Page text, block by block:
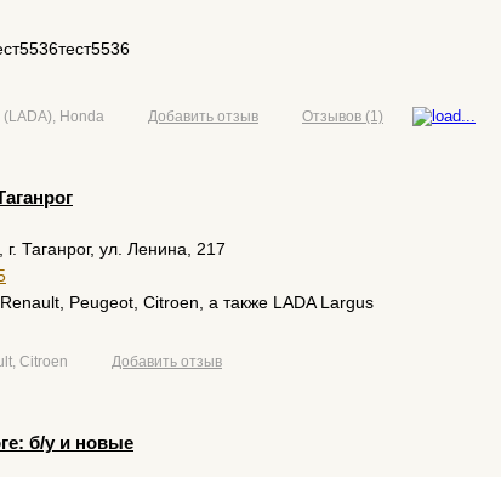
Honda Добавить отзыв Отзывов (1)
г. Таганрог, ул. Ленина, 217
Peugeot, Citroen, а также LADA Largus
Citroen Добавить отзыв
б/у и новые